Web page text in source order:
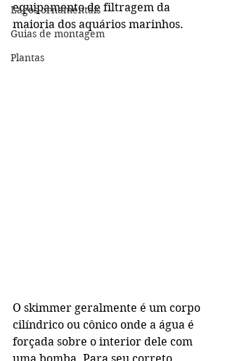
Lagos ornamentais
Guias de montagem
Plantas
equipamento de filtragem da
maioria dos aquários marinhos.
O skimmer geralmente é um corpo
cilíndrico ou cônico onde a água é
forçada sobre o interior dele com
uma bomba. Para seu correto